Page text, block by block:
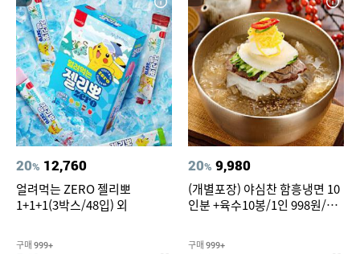
20% 12,760
얼려먹는 ZERO 젤리뽀
1+1+1(3박스/48입) 외
구매 999+
20% 9,980
(개별포장) 야심찬 함흥냉면 10
인분 +육수10봉/1인 998원/머
구매 999+